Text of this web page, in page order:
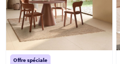
Offre spéciale